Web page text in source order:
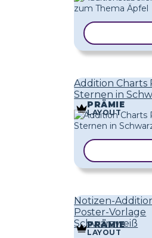
Addition Charts
Sternen in
PRÄMIE
LAYOUT
Notizen-
Poster-Vorlage
Schwarzweiß
PRÄMIE
LAYOUT